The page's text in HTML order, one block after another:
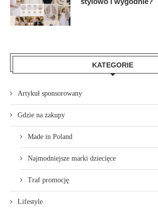
KATEGORIE
Artykuł sponsorowany
Gdzie na zakupy
Made in Poland
Najmodniejsze marki dziecięce
Traf promocję
Lifestyle